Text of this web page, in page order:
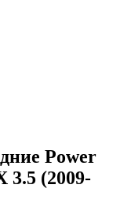
Power
3.5 (2009-